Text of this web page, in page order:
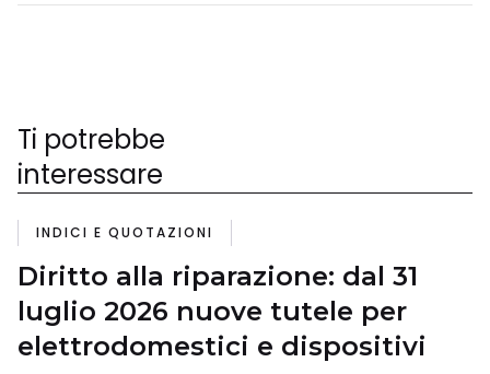
Ti potrebbe
interessare
INDICI E QUOTAZIONI
Diritto alla riparazione: dal 31
luglio 2026 nuove tutele per
elettrodomestici e dispositivi